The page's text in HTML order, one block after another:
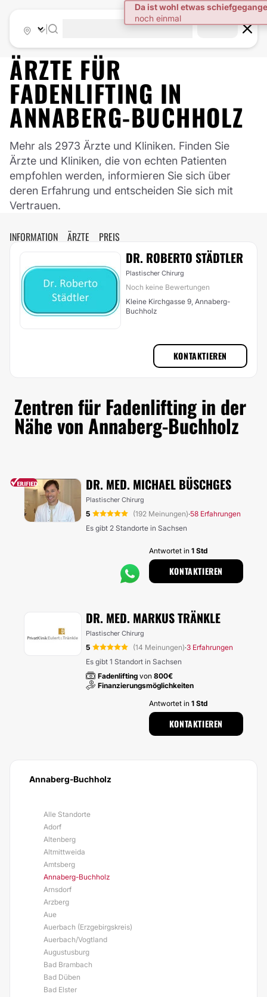
ÄRZTE FÜR
FADENLIFTING IN
ANNABERG-BUCHHOLZ
Mehr als 2973 Ärzte und Kliniken. Finden Sie
Ärzte und Kliniken, die von echten Patienten
empfohlen werden, informieren Sie sich über
deren Erfahrung und entscheiden Sie sich mit
Vertrauen.
INFORMATION ÄRZTE PREIS
DR. ROBERTO STÄDTLER
Plastischer Chirurg
Noch keine Bewertungen
Kleine Kirchgasse 9, Annaberg-
Buchholz
KONTAKTIEREN
Zentren für Fadenlifting in der
Nähe von Annaberg-Buchholz
DR. MED. MICHAEL BÜSCHGES
Plastischer Chirurg
5 (192 Meinungen)·58 Erfahrungen
Es gibt 2 Standorte in Sachsen
Antwortet in 1 Std
KONTAKTIEREN
DR. MED. MARKUS TRÄNKLE
Plastischer Chirurg
5 (14 Meinungen)·3 Erfahrungen
Es gibt 1 Standort in Sachsen
Fadenlifting von 800€
Finanzierungsmöglichkeiten
Antwortet in 1 Std
KONTAKTIEREN
Annaberg-Buchholz
Alle Standorte
Adorf
Altenberg
Altmittweida
Amtsberg
Annaberg-Buchholz
Arnsdorf
Arzberg
Aue
Auerbach (Erzgebirgskreis)
Auerbach/Vogtland
Augustusburg
Bad Brambach
Bad Düben
Bad Elster